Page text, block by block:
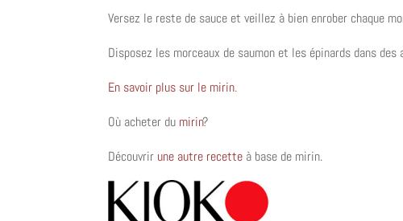
Versez le reste de sauce et veillez à bien enrober chaque
Disposez les morceaux de saumon et les épinards dans
En savoir plus sur le mirin.
Où acheter du mirin?
Découvrir une autre recette à base de mirin.